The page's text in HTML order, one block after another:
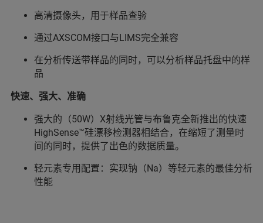
高清摄像头，用于样品查验
通过AXSCOM接口与LIMS完全兼容
在分析传送带样品的同时，可以分析样品托盘中的样
品
快速、强大、准确
强大的（50W）X射线光管与布鲁克全新推出的快速
HighSense™硅漂移检测器相结合，在缩短了测量时
间的同时，提供了出色的数据质量。
轻元素专用配置：实现钠（Na）等轻元素的最佳分析
性能